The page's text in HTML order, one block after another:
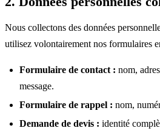
Nous collectons des données
utilisez volontairement nos formulaires
Formulaire de contact : nom,
message.
Formulaire de rappel : nom,
Demande de devis : identité